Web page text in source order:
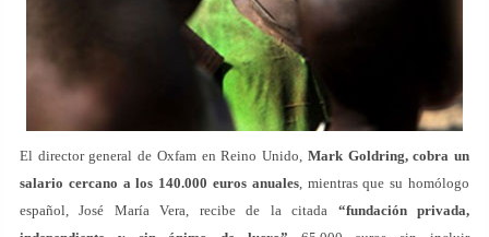
El director general de Oxfam en Reino Unido, Mark Goldring, cobra un
salario cercano a los 140.000 euros anuales, mientras que su homólogo
español, José María Vera, recibe de la citada “fundación privada,